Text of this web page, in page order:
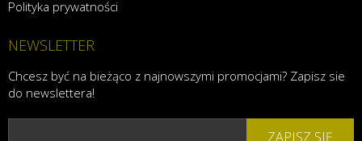
Polityka prywatności
NEWSLETTER
Chcesz być na bieżąco z najnowszymi promocjami? Zapisz sie
do newslettera!
ZAPISZ SIĘ